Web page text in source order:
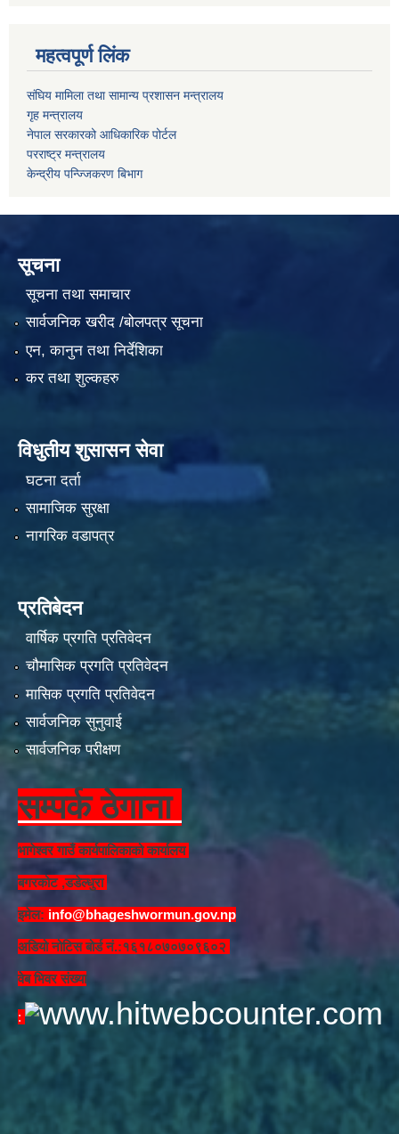
महत्वपूर्ण लिंक
संघिय मामिला तथा सामान्य प्रशासन मन्त्रालय
गृह मन्त्रालय
नेपाल सरकारको आधिकारिक पोर्टल
परराष्ट्र मन्त्रालय
केन्द्रीय पन्ज्जिकरण बिभाग
सूचना
सूचना तथा समाचार
सार्वजनिक खरीद /बोलपत्र सूचना
एन, कानुन तथा निर्देशिका
कर तथा शुल्कहरु
विधुतीय शुसासन सेवा
घटना दर्ता
सामाजिक सुरक्षा
नागरिक वडापत्र
प्रतिबेदन
वार्षिक प्रगति प्रतिवेदन
चौमासिक प्रगति प्रतिवेदन
मासिक प्रगति प्रतिवेदन
सार्वजनिक सुनुवाई
सार्वजनिक परीक्षण
सम्पर्क ठेगाना
भागेश्वर गाउँ कार्यपालिकाको कार्यालय
बगरकोट ,डडेल्धुरा
इमेल: info@bhageshwormun.gov.np
अडियो नोटिस बोर्ड नं.:१६१८०७०७०९६०२
वेब भिवर संख्या
: ​